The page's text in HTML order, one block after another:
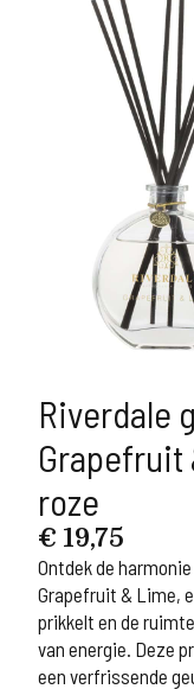
Riverdale
Grapefruit
roze
€ 19,75
Ontdek de
Grapefruit & Lime,
prikkelt en de
van energie. Deze
een verfrissende